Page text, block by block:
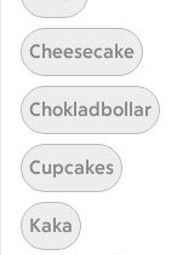
Cheesecake
Chokladbollar
Cupcakes
Kaka